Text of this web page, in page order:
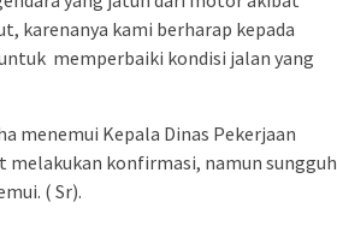
karenanya kami berharap kepada
memperbaiki kondisi jalan yang
menemui Kepala Dinas Pekerjaan
melakukan konfirmasi, namun sungguh
( Sr).